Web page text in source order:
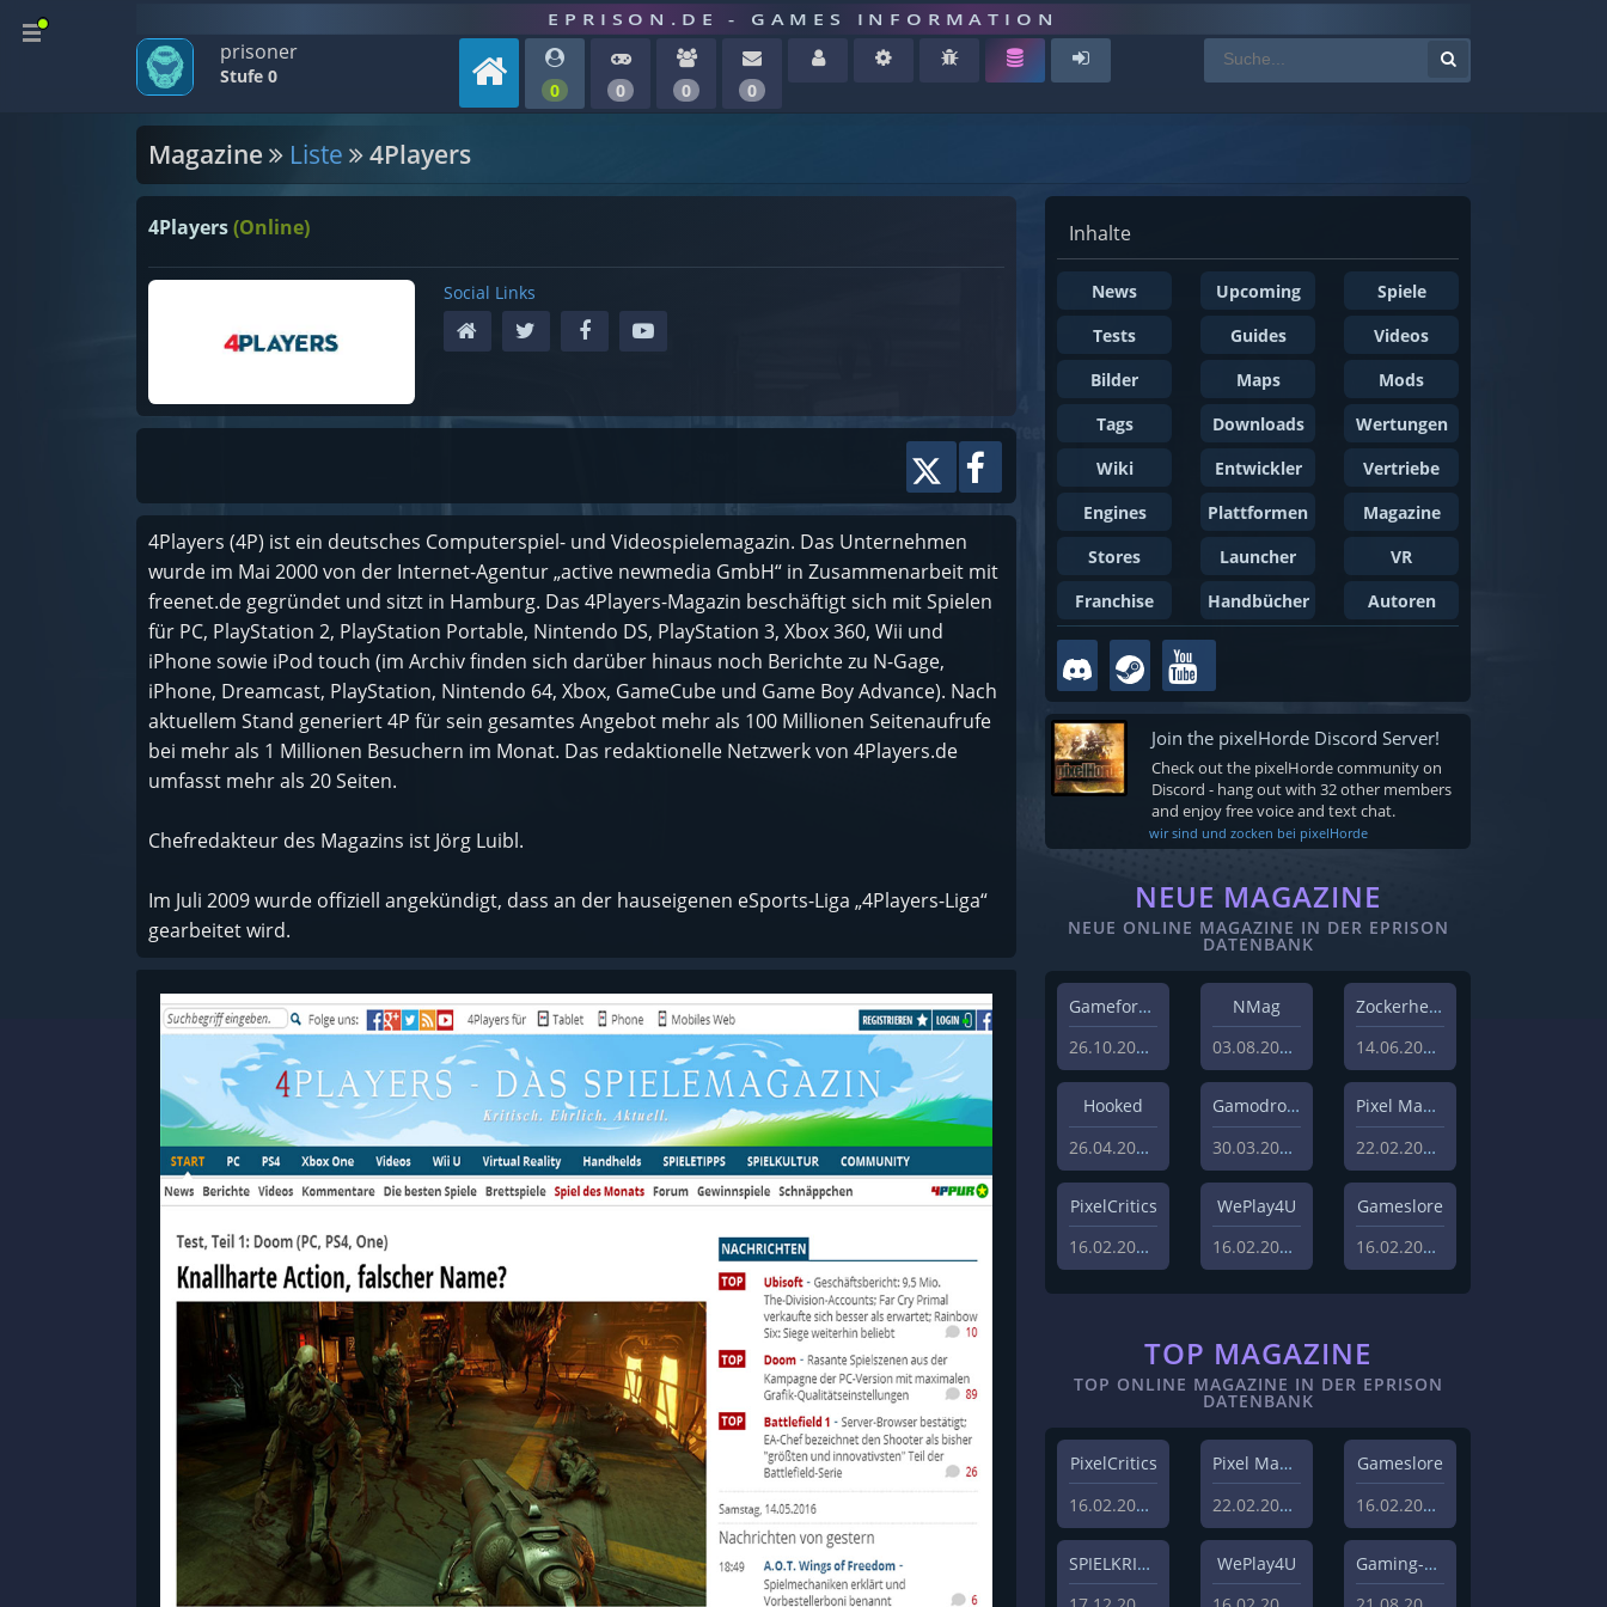
EPRISON.DE - GAMES INFORMATION
prisoner
Stufe 0
0 0 0 0
Magazine Liste 4Players
4Players(Online)
Social Links
4Players (4P) ist ein deutsches Computerspiel- und Videospielemagazin. Das Unternehmen
wurde im Mai 2000 von der Internet-Agentur „active newmedia GmbH“ in Zusammenarbeit mit
freenet.de gegründet und sitzt in Hamburg. Das 4Players-Magazin beschäftigt sich mit Spielen
für PC, PlayStation 2, PlayStation Portable, Nintendo DS, PlayStation 3, Xbox 360, Wii und
iPhone sowie iPod touch (im Archiv finden sich darüber hinaus noch Berichte zu N-Gage,
iPhone, Dreamcast, PlayStation, Nintendo 64, Xbox, GameCube und Game Boy Advance). Nach
aktuellem Stand generiert 4P für sein gesamtes Angebot mehr als 100 Millionen Seitenaufrufe
bei mehr als 1 Millionen Besuchern im Monat. Das redaktionelle Netzwerk von 4Players.de
umfasst mehr als 20 Seiten.
Chefredakteur des Magazins ist Jörg Luibl.
Im Juli 2009 wurde offiziell angekündigt, dass an der hauseigenen eSports-Liga „4Players-Liga“
gearbeitet wird.
Inhalte
News Upcoming
Spiele
Tests
Guides
Videos
Bilder
Maps
Mods
Tags
Downloads
Wertungen
Wiki
Entwickler
Vertriebe
Engines
Plattformen
Magazine
Stores
Launcher
VR
Franchise
Handbücher Autoren
Join the pixelHorde Discord Server!
Check out the pixelHorde community on
Discord - hang out with 32 other members
and enjoy free voice and text chat.
wir sind und zocken bei pixelHorde
NEUE MAGAZINE
NEUE ONLINE MAGAZINE IN DER EPRISON
DATENBANK
Gameforest
26.10.2023
NMag
03.08.2022
Zockerheim
14.06.2022
Hooked
26.04.2022
Gamodrome
30.03.2022
Pixel Magazin
22.02.2021
PixelCritics
16.02.2021
WePlay4U
16.02.2021
Gameslore
16.02.2021
TOP MAGAZINE
TOP ONLINE MAGAZINE IN DER EPRISON
DATENBANK
PixelCritics
16.02.2021
Pixel Magazin
22.02.2021
Gameslore
16.02.2021
SPIELKRITIK
WePlay4U
Gaming-Grounds